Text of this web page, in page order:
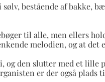
bestående af bakke,
til alle, men ellers
melodien, og at det
og den slutter med et
er der også plads